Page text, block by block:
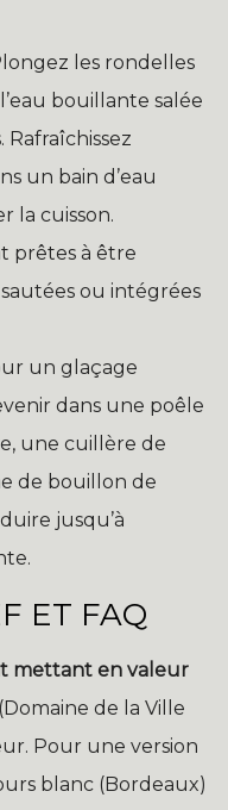
les rondelles
bouillante salée
un bain d’eau
la cuisson.
prêtes à être
ou intégrées
un glaçage
dans une poêle
une cuillère de
de bouillon de
jusqu’à
ET FAQ
mettant en valeur
de la Ville
Pour une version
blanc (Bordeaux)